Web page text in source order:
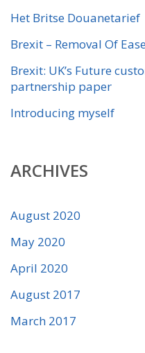
Het Britse Douanetarief
Brexit – Removal Of
Brexit: UK’s Future
partnership paper
Introducing myself
ARCHIVES
August 2020
May 2020
April 2020
August 2017
March 2017